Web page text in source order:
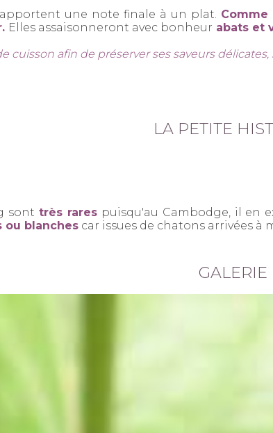
une note finale à un plat.
Elles assaisonneront avec bonheur abats et
cuisson afin de préserver ses saveurs délicates,
LA PETITE
sonttrès rarespuisqu'au Cambodge, il en
ou blanches car issues de chatons arrivées à
GALERIE